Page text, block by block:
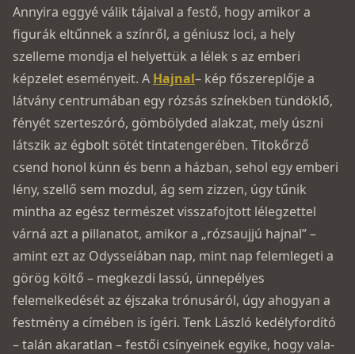
Annyira eggyé válik tájaival a festő, hogy amikor a
figurák eltűnnek a színről, a géniusz loci, a hely
szelleme mondja el helyettük a lélek s az emberi
képzelet eseményeit. A Hajnal– kép főszereplője a
látvány centrumában egy rózsás színekben tündöklő,
fényét szerteszóró, gömbölyded alakzat, mely úszni
látszik az égbolt sötét tintatengerében. Titokőrző
csend honol künn és benn a házban, sehol egy emberi
lény, szellő sem mozdul, ág sem zizzen, úgy tűnik
mintha az egész természet visszafojtott lélegzettel
várná azt a pillanatot, amikor a „rózsaujjú hajnal” –
amint ezt az Odysseiában nap, mint nap felemlegeti a
görög költő – megkezdi lassú, ünnepélyes
felemelkedését az éjszaka trónusáról, úgy ahogyan a
festmény a címében is ígéri. Tenk László kedélyfordító
– talán akaratlan – festői csínyeinek egyike, hogy vala­